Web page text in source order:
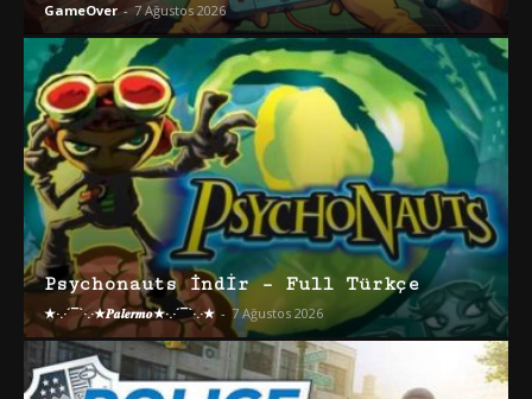
GameOver - 7 Ağustos 2026
Psychonauts İndir – Full Türkçe
★·.·´¯`·.·★𝑷𝒂𝒍𝒆𝒓𝒎𝒐★·.·´¯`·.·★ - 7 Ağustos 2026